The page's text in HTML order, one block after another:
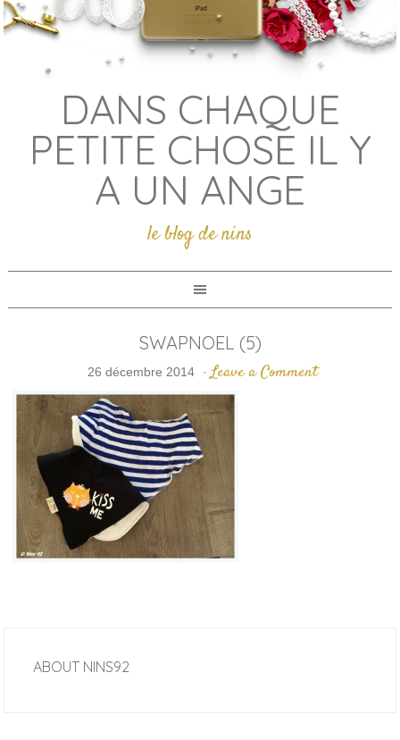
DANS CHAQUE
PETITE CHOSE IL Y
A UN ANGE
le blog de nins
SWAPNOEL (5)
26 décembre 2014 · Leave a Comment
ABOUT NINS92